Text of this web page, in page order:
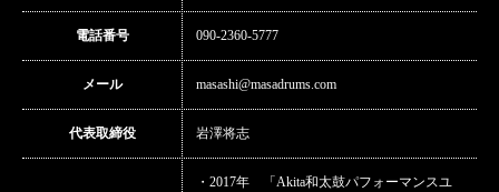
電話番号 090-2360-5777
メール masashi@masadrums.com
代表取締役 岩澤将志
・2017年 「Akita和太鼓パフォーマンスユ